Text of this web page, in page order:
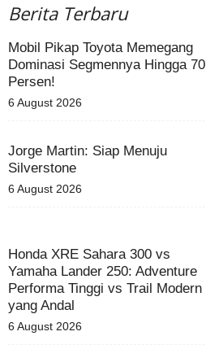
Berita Terbaru
Mobil Pikap Toyota Memegang
Dominasi Segmennya Hingga 70
Persen!
6 August 2026
Jorge Martin: Siap Menuju
Silverstone
6 August 2026
Honda XRE Sahara 300 vs
Yamaha Lander 250: Adventure
Performa Tinggi vs Trail Modern
yang Andal
6 August 2026